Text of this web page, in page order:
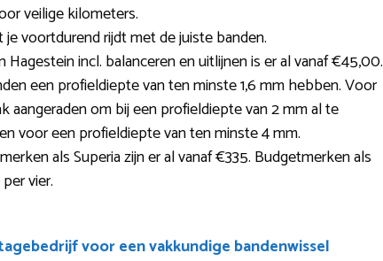
veilige kilometers.
voortdurend rijdt met de juiste banden.
Hagestein incl. balanceren en uitlijnen is er al vanaf €45,00.
een profieldiepte van ten minste 1,6 mm hebben. Voor
aangeraden om bij een profieldiepte van 2 mm al te
voor een profieldiepte van ten minste 4 mm.
als Superia zijn er al vanaf €335. Budgetmerken als
vier.
voor een vakkundige bandenwissel